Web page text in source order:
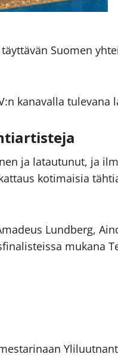
Suomen
kanavalla tulevana
ja latautunut, ja
kotimaisia
Lundberg,
mukana